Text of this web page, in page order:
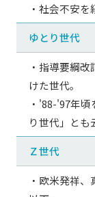
・社会不安
ゆとり世代
・指導要綱
けた世代。
・'88-'97年
り世代」とも
Ｚ世代
・欧米発祥